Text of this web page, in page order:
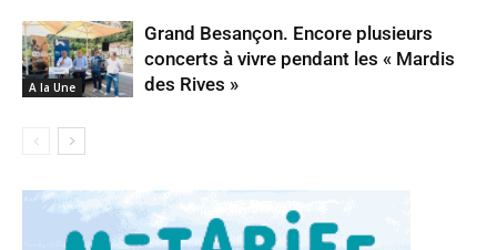
A la Une
Grand Besançon. Encore plusieurs
concerts à vivre pendant les « Mardis
des Rives »